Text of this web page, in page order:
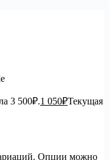
3 500₽.1 050₽Текущая
Опции можно